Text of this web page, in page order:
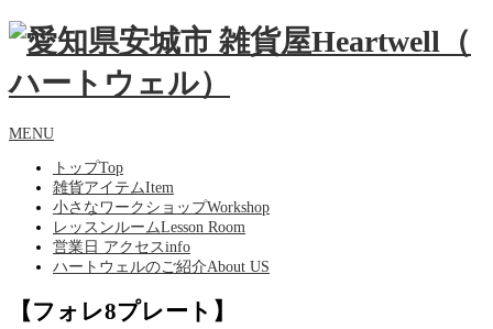
MENU
トップTop
雑貨アイテムItem
小さなワークショップWorkshop
レッスンルームLesson Room
営業日 アクセスinfo
ハートウェルのご紹介About US
【フォレ8プレート】